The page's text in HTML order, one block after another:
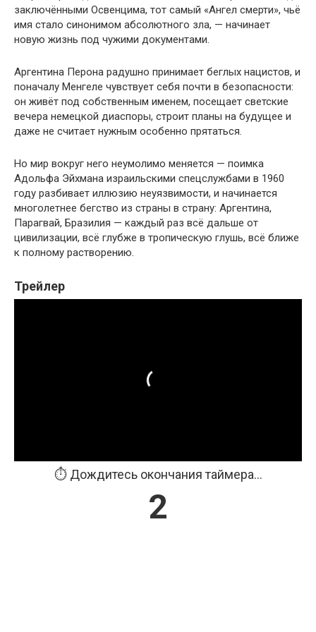
заключёнными Освенцима, тот самый «Ангел смерти», чьё
имя стало синонимом абсолютного зла, — начинает
новую жизнь под чужими документами.
Аргентина Перона радушно принимает беглых нацистов, и
поначалу Менгеле чувствует себя почти в безопасности:
он живёт под собственным именем, посещает светские
вечера немецкой диаспоры, строит планы на будущее и
даже не считает нужным особенно прятаться.
Но мир вокруг него неумолимо меняется — поимка
Адольфа Эйхмана израильскими спецслужбами в 1960
году разбивает иллюзию неуязвимости, и начинается
многолетнее бегство из страны в страну: Аргентина,
Парагвай, Бразилия — каждый раз всё дальше от
цивилизации, всё глубже в тропическую глушь, всё ближе
к полному растворению.
Трейлер
⏱️ Дождитесь окончания таймера...
2